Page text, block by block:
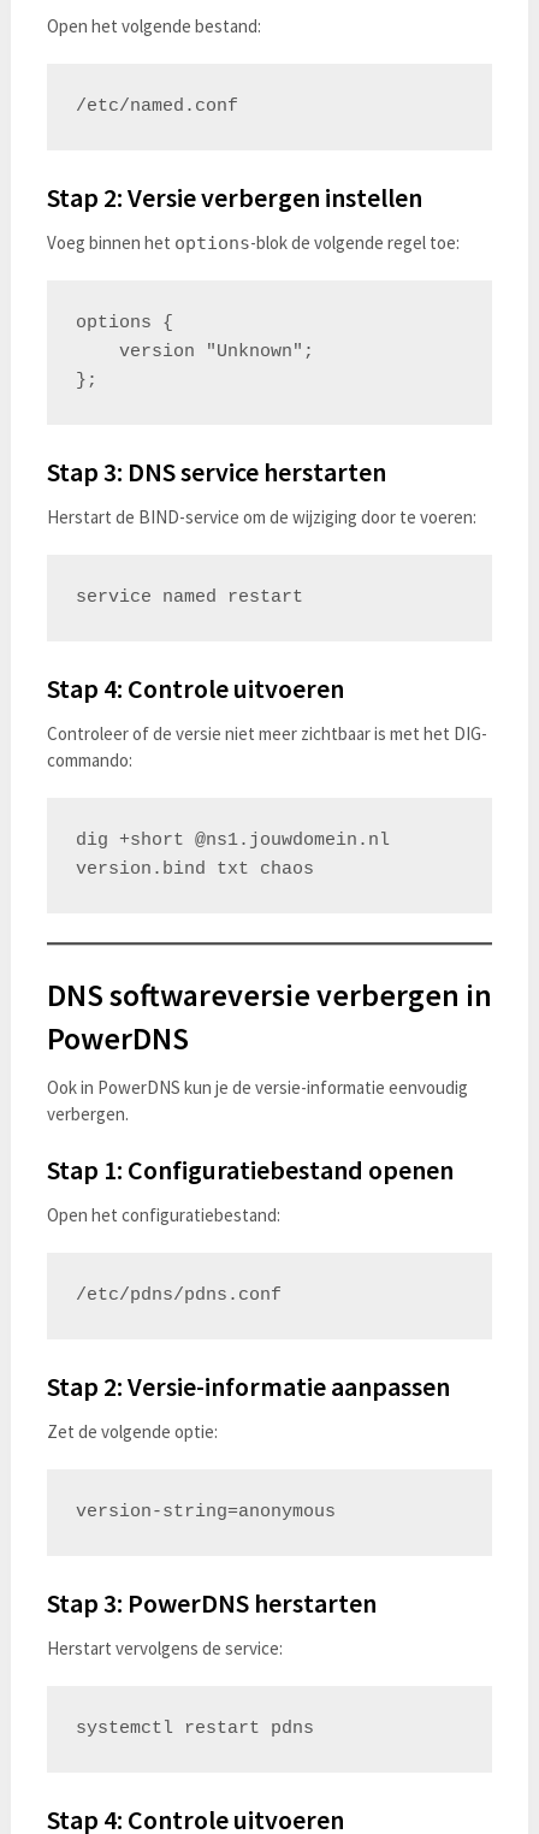
Open het volgende bestand:
Stap 2: Versie verbergen instellen
Voeg binnen het options-blok de volgende regel toe:
options {
Stap 3: DNS service herstarten
Herstart de BIND-service om de wijziging door te voeren:
Stap 4: Controle uitvoeren
Controleer of de versie niet meer zichtbaar is met het DIG-
commando:
dig +short @ns1.jouwdomein.nl
DNS softwareversie verbergen in
PowerDNS
Ook in PowerDNS kun je de versie-informatie eenvoudig
verbergen.
Stap 1: Configuratiebestand openen
Open het configuratiebestand:
Stap 2: Versie-informatie aanpassen
Zet de volgende optie:
Stap 3: PowerDNS herstarten
Herstart vervolgens de service:
Stap 4: Controle uitvoeren